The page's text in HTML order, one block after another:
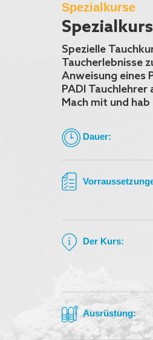
Spezialkurse
Spezielle
Taucherlebnisse
Anweisung eines
PADI
Mach mit und
Dauer:
Der Kurs:
Ausrüstung: